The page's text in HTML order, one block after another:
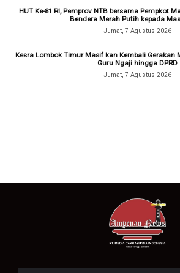
HUT Ke-81 RI, Pemprov NTB bersama Pempkot
Bendera Merah Putih kepada
Jumat, 7 Agustus 2026
Kesra Lombok Timur Masif kan Kembali Gerakan
Guru Ngaji hingga DPRD
Jumat, 7 Agustus 2026